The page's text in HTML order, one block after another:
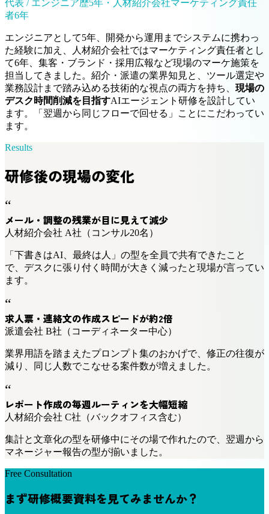
代表 / エンジニア歴5年・人材紹介会社マーケティング責任
者6年
エンジニアとして5年、開発から運用までシステムに携わっ
た経験に加え、人材紹介会社ではマーケティング責任者とし
て6年、集客・ブランド・採用広報など現場のマーケ施策を
担当してきました。紹介・派遣の業界知見と、ツール選定や
業務設計まで踏み込める技術的な視点の両方を持ち、 現場の
デスク時間削減を目指すAIエージェント研修を設計してい
ます。「翌週から同じフローで回せる」ことにこだわってい
ます。
Results
研修後の現場の変化
“
メール・調整の残業が目に見えて減少
人材紹介会社 A社（コンサル20名）
「下書きはAI、最終は人」の型を全員で共有できたこと
で、デスクに張り付く時間が大きく減ったと現場が言ってい
ます。
“
求人票・連絡文の作成スピードが約2倍
派遣会社 B社（コーディネーター中心）
業界用語を踏まえたプロンプト集のおかげで、修正の往復が
減り、同じ人数でこなせる案件数が増えました。
“
レポート作成の毎週ルーティンを大幅短縮
人材紹介会社 C社（バックオフィス含む）
集計と文章化の型を研修中にその場で作れたので、翌週から
マネージャー報告の型が揃いました。
Free Consultation
まず研修概要資料を見てみませんか？